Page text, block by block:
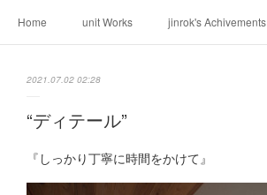
Home unit Works jinrok's Achivements
2021.07.02 02:28
“ディテール”
『しっかり丁寧に時間をかけて』